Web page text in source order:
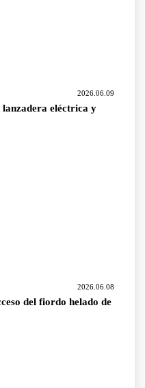
2026.06.09
eléctrica y
2026.06.08
del fiordo helado de